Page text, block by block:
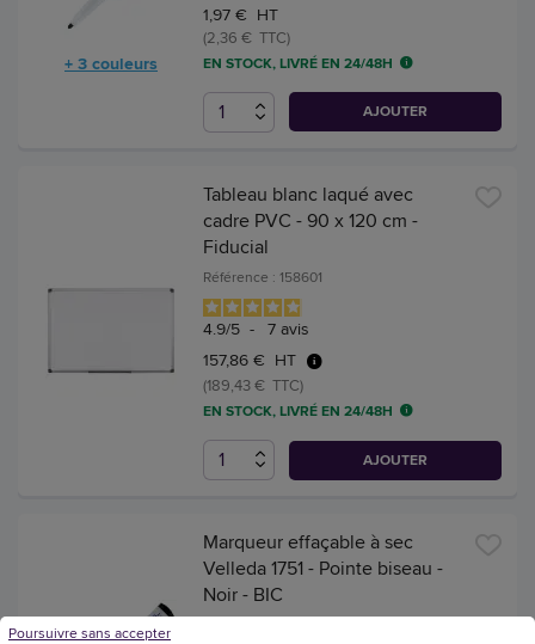
+ 3 couleurs
1,97 € HT
(2,36 € TTC)
EN STOCK, LIVRÉ EN 24/48H
AJOUTER
Tableau blanc laqué avec
cadre PVC - 90 x 120 cm -
Fiducial
Référence : 158601
4.9/5 - 7 avis
157,86 € HT
(189,43 € TTC)
EN STOCK, LIVRÉ EN 24/48H
AJOUTER
Marqueur effaçable à sec
Velleda 1751 - Pointe biseau -
Noir - BIC
Poursuivre sans accepter